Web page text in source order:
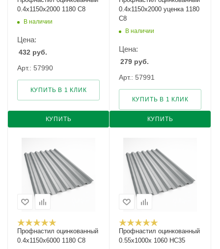
0.4х1150х2000 1180 С8
В наличии
Цена:
432 руб.
Арт.: 57990
КУПИТЬ
КУПИТЬ В 1 КЛИК
0.4х1150х2000 уценка 1180
С8
В наличии
Цена:
279 руб.
Арт.: 57991
КУПИТЬ
КУПИТЬ В 1 КЛИК
Профнастил оцинкованный
0.4х1150х6000 1180 С8
Профнастил оцинкованный
0.55х1000х 1060 НС35